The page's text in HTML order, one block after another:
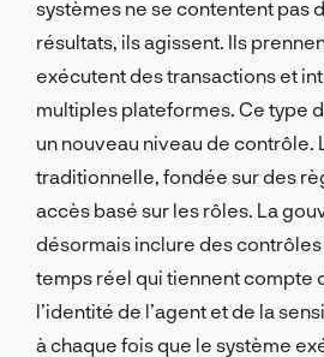
systèmes ne se contentent pas
résultats, ils agissent. Ils
exécutent des transactions et
multiples plateformes. Ce type
un nouveau niveau de contrôle.
traditionnelle, fondée sur des
accès basé sur les rôles. La
désormais inclure des
temps réel qui tiennent compte
l’identité de l’agent et de la
à chaque fois que le système